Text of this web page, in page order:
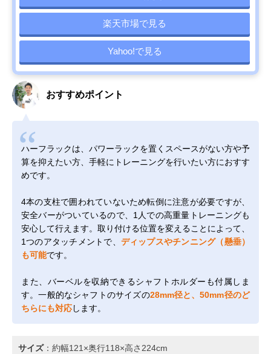
楽天市場で見る
Yahoo!で見る
おすすめポイント
ハーフラックは、パワーラックを置くスペースがない方や予
算を抑えたい方、手軽にトレーニングを行いたい方におすす
めです。
4本の支柱で囲われていないため転倒に注意が必要ですが、
安全バーがついているので、1人での高重量トレーニングも
安心して行えます。取り付ける位置を変えることによって、
1つのアタッチメントで、 ディップスやチンニング（懸垂）
も可能です。
また、バーベルを収納できるシャフトホルダーも付属しま
す。一般的なシャフトのサイズの28mm径と、50mm径のど
ちらにも対応します。
サイズ：約幅121×奥行118×高さ224cm